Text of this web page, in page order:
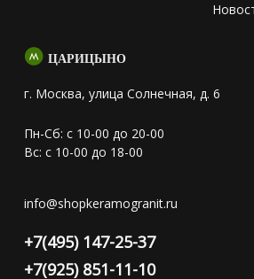
ЦАРИЦЫНО
г. Москва, улица Солнечная, д. 6
Пн-Сб: с 10-00 до 20-00
Вс: с 10-00 до 18-00
info@shopkeramogranit.ru
+7(495) 147-25-37
+7(925) 851-11-10